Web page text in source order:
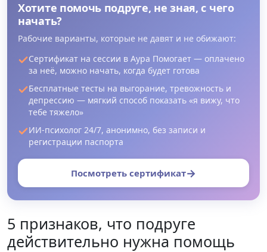
Хотите помочь подруге, не зная, с чего
начать?
Рабочие варианты, которые не давят и не обижают:
Сертификат на сессии в Аура Помогает — оплачено
за неё, можно начать, когда будет готова
Бесплатные тесты на выгорание, тревожность и
депрессию — мягкий способ показать «я вижу, что
тебе тяжело»
ИИ-психолог 24/7, анонимно, без записи и
регистрации паспорта
Посмотреть сертификат→
5 признаков, что подруге
действительно нужна помощь